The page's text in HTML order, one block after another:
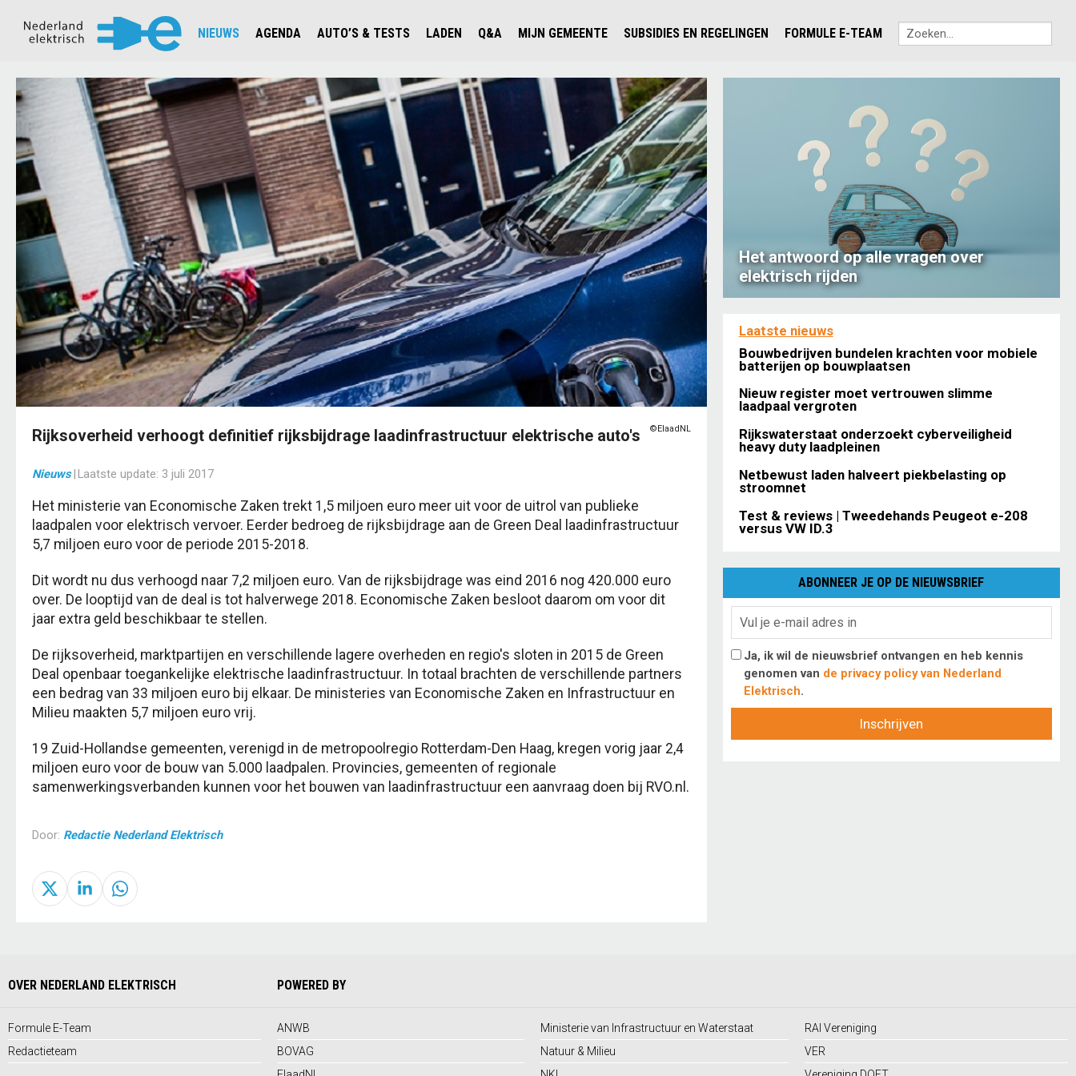
NIEUWS
CIJFERS EN STATISTIEKEN EV'S IN NEDERLAND
AANMELDEN NIEUWSBRIEF
AGENDA
AUTO’S & TESTS
AUTOTESTS
JOUW VOLGENDE AUTO ELEKTRISCH?
LADEN
LADEN IN HET BUITENLAND
Q&A
KOSTEN & MODELLEN
OPLADEN
SLIM LADEN
VEILIGHEID
MILIEU
AFSTAND
AUTODELEN
MIJN GEMEENTE
KENNISLOKET GEMEENTEN
SUBSIDIES EN REGELINGEN FORMULE E-TEAM
©ElaadNL
Rijksoverheid verhoogt definitief rijksbijdrage laadinfrastructuur elektrische auto's
Nieuws|Laatste update: 3 juli 2017
Het ministerie van Economische Zaken trekt 1,5 miljoen euro meer uit voor de uitrol van publieke
laadpalen voor elektrisch vervoer. Eerder bedroeg de rijksbijdrage aan de Green Deal laadinfrastructuur
5,7 miljoen euro voor de periode 2015-2018.
Dit wordt nu dus verhoogd naar 7,2 miljoen euro. Van de rijksbijdrage was eind 2016 nog 420.000 euro
over. De looptijd van de deal is tot halverwege 2018. Economische Zaken besloot daarom om voor dit
jaar extra geld beschikbaar te stellen.
De rijksoverheid, marktpartijen en verschillende lagere overheden en regio's sloten in 2015 de Green
Deal openbaar toegankelijke elektrische laadinfrastructuur. In totaal brachten de verschillende partners
een bedrag van 33 miljoen euro bij elkaar. De ministeries van Economische Zaken en Infrastructuur en
Milieu maakten 5,7 miljoen euro vrij.
19 Zuid-Hollandse gemeenten, verenigd in de metropoolregio Rotterdam-Den Haag, kregen vorig jaar 2,4
miljoen euro voor de bouw van 5.000 laadpalen. Provincies, gemeenten of regionale
samenwerkingsverbanden kunnen voor het bouwen van laadinfrastructuur een aanvraag doen bij RVO.nl.
Door: Redactie Nederland Elektrisch
Het antwoord op alle vragen over
elektrisch rijden
Laatste nieuws
Bouwbedrijven bundelen krachten voor mobiele
batterijen op bouwplaatsen
Nieuw register moet vertrouwen slimme
laadpaal vergroten
Rijkswaterstaat onderzoekt cyberveiligheid
heavy duty laadpleinen
Netbewust laden halveert piekbelasting op
stroomnet
Test & reviews | Tweedehands Peugeot e-208
versus VW ID.3
ABONNEER JE OP DE NIEUWSBRIEF
Ja, ik wil de nieuwsbrief ontvangen en heb kennis
genomen van de privacy policy van Nederland
Elektrisch.
Inschrijven
OVER NEDERLAND ELEKTRISCH
Formule E-Team
Redactieteam
POWERED BY
ANWB
BOVAG
Ministerie van Infrastructuur en Waterstaat
Natuur & Milieu
RAI Vereniging
VER